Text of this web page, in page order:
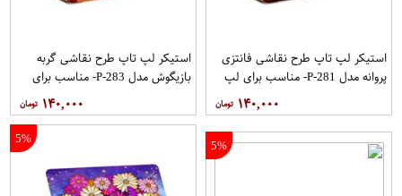
استیکر لپ تاپ طرح نقاشی فانتزی
پروانه مدل P-281- مناسب برای لپ
۱۴۰,۰۰۰
استیکر لپ تاپ طرح نقاشی گربه
بازیگوش مدل P-283- مناسب برای
۱۴۰,۰۰۰
5%
5%